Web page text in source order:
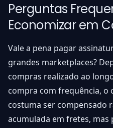
Perguntas
Economizar em
Vale a pena pagar
grandes marketplaces?
compras realizado ao
compra com frequência, o
costuma ser compensado
acumulada em fretes, mas